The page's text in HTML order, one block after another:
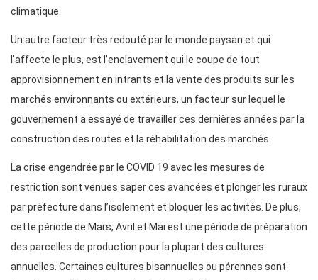
climatique.
Un autre facteur très redouté par le monde paysan et qui
l’affecte le plus, est l’enclavement qui le coupe de tout
approvisionnement en intrants et la vente des produits sur les
marchés environnants ou extérieurs, un facteur sur lequel le
gouvernement a essayé de travailler ces dernières années par la
construction des routes et la réhabilitation des marchés.
La crise engendrée par le COVID 19 avec les mesures de
restriction sont venues saper ces avancées et plonger les ruraux
par préfecture dans l’isolement et bloquer les activités. De plus,
cette période de Mars, Avril et Mai est une période de préparation
des parcelles de production pour la plupart des cultures
annuelles. Certaines cultures bisannuelles ou pérennes sont